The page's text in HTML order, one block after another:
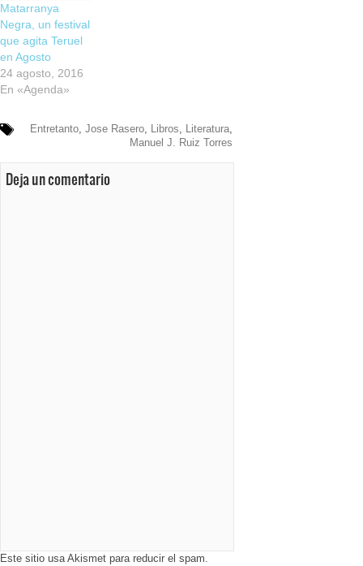
Matarranya
Negra, un festival
que agita Teruel
en Agosto
24 agosto, 2016
En «Agenda»
Entretanto, Jose Rasero, Libros, Literatura,
Manuel J. Ruiz Torres
Deja un comentario
Este sitio usa Akismet para reducir el spam.